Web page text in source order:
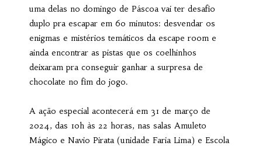
uma delas no domingo de Páscoa vai ter desafio
duplo pra escapar em 60 minutos: desvendar os
enigmas e mistérios temáticos da escape room e
ainda encontrar as pistas que os coelhinhos
deixaram pra conseguir ganhar a surpresa de
chocolate no fim do jogo.
A ação especial acontecerá em 31 de março de
2024, das 10h às 22 horas, nas salas Amuleto
Mágico e Navio Pirata (unidade Faria Lima) e Escola